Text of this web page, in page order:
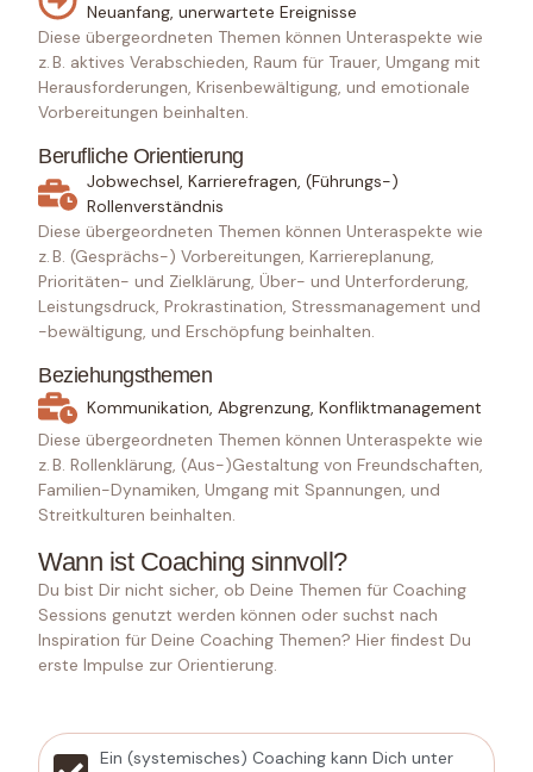
Neuanfang, unerwartete Ereignisse
Diese übergeordneten Themen können Unteraspekte wie
z. B. aktives Verabschieden, Raum für Trauer, Umgang mit
Herausforderungen, Krisenbewältigung, und emotionale
Vorbereitungen beinhalten.
Berufliche Orientierung
Jobwechsel, Karrierefragen, (Führungs-)
Rollenverständnis
Diese übergeordneten Themen können Unteraspekte wie
z. B. (Gesprächs-) Vorbereitungen, Karriereplanung,
Prioritäten- und Zielklärung, Über- und Unterforderung,
Leistungsdruck, Prokrastination, Stressmanagement und
-bewältigung, und Erschöpfung beinhalten.
Beziehungsthemen
Kommunikation, Abgrenzung, Konfliktmanagement
Diese übergeordneten Themen können Unteraspekte wie
z. B. Rollenklärung, (Aus-)Gestaltung von Freundschaften,
Familien-Dynamiken, Umgang mit Spannungen, und
Streitkulturen beinhalten.
Wann ist Coaching sinnvoll?
Du bist Dir nicht sicher, ob Deine Themen für Coaching
Sessions genutzt werden können oder suchst nach
Inspiration für Deine Coaching Themen? Hier findest Du
erste Impulse zur Orientierung.
Ein (systemisches) Coaching kann Dich unter